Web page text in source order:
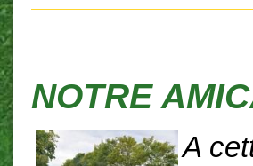
NOTRE
A